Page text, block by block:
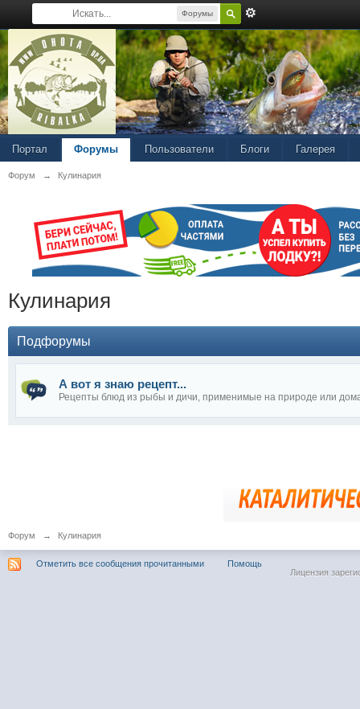
Форумы
Портал Форумы Пользователи Блоги Галерея
Форум → Кулинария
Кулинария
Подфорумы
А вот я знаю рецепт...
Рецепты блюд из рыбы и дичи, применимые на природе или
Форум → Кулинария
Отметить все сообщения прочитанными
Помощь
Лицензия